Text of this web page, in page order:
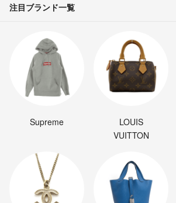
注目ブランド一覧
Supreme
LOUIS
VUITTON